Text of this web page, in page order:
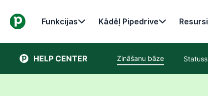
Funkcijas Kādēļ Pipedrive Resursi
HELP CENTER Zināšanu bāze Statuss